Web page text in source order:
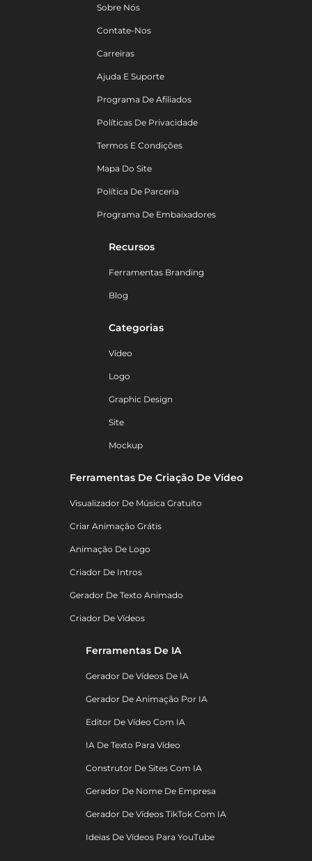
Sobre Nós
Contate-Nos
Carreiras
Ajuda E Suporte
Programa De Afiliados
Políticas De Privacidade
Termos E Condições
Mapa Do Site
Política De Parceria
Programa De Embaixadores
Recursos
Ferramentas Branding
Blog
Categorias
Vídeo
Logo
Graphic Design
Site
Mockup
Ferramentas De Criação De Vídeo
Visualizador De Música Gratuito
Criar Animação Grátis
Animação De Logo
Criador De Intros
Gerador De Texto Animado
Criador De Vídeos
Ferramentas De IA
Gerador De Vídeos De IA
Gerador De Animação Por IA
Editor De Vídeo Com IA
IA De Texto Para Vídeo
Construtor De Sites Com IA
Gerador De Nome De Empresa
Gerador De Vídeos TikTok Com IA
Ideias De Vídeos Para YouTube